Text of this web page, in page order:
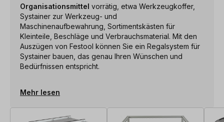
Organisationsmittel vorrätig, etwa Werkzeugkoffer,
Systainer zur Werkzeug- und
Maschinenaufbewahrung, Sortimentskästen für
Kleinteile, Beschläge und Verbrauchsmaterial. Mit den
Auszügen von Festool können Sie ein Regalsystem für
Systainer bauen, das genau Ihren Wünschen und
Bedürfnissen entspricht.
Mehr lesen